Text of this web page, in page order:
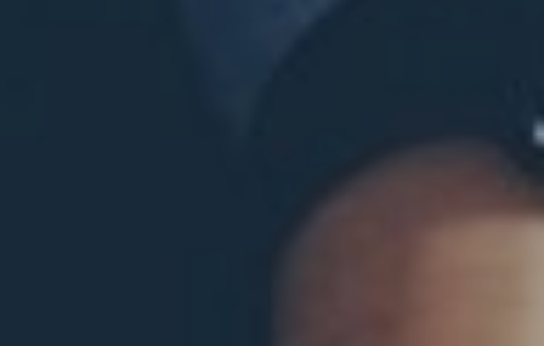
digitaal verhaal!